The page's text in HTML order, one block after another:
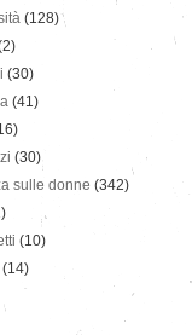
(128)
(30)
(41)
(30)
sulle donne (342)
(10)
(14)